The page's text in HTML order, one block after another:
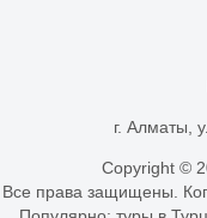
г. Алматы,
Copyright ©
Все права защищены.